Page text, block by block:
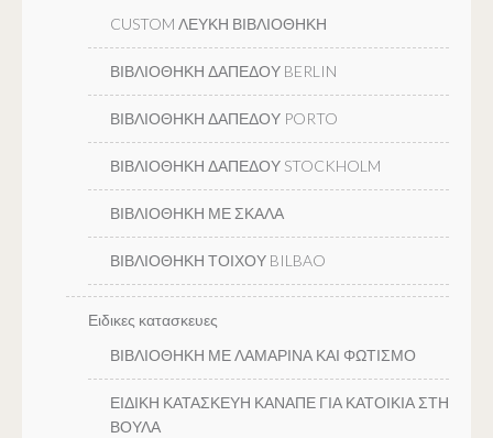
CUSTOM ΛΕΥΚΗ ΒΙΒΛΙΟΘΗΚΗ
ΒΙΒΛΙΟΘΗΚΗ ΔΑΠΕΔΟΥ BERLIN
ΒΙΒΛΙΟΘΗΚΗ ΔΑΠΕΔΟΥ PORTO
ΒΙΒΛΙΟΘΗΚΗ ΔΑΠΕΔΟΥ STOCKHOLM
ΒΙΒΛΙΟΘΗΚΗ ΜΕ ΣΚΑΛΑ
ΒΙΒΛΙΟΘΗΚΗ ΤΟΙΧΟΥ BILBAO
Ειδικες κατασκευες
ΒΙΒΛΙΟΘΗΚΗ ΜΕ ΛΑΜΑΡΙΝΑ ΚΑΙ ΦΩΤΙΣΜΟ
ΕΙΔΙΚΗ ΚΑΤΑΣΚΕΥΗ ΚΑΝΑΠΕ ΓΙΑ ΚΑΤΟΙΚΙΑ ΣΤΗ
ΒΟΥΛΑ